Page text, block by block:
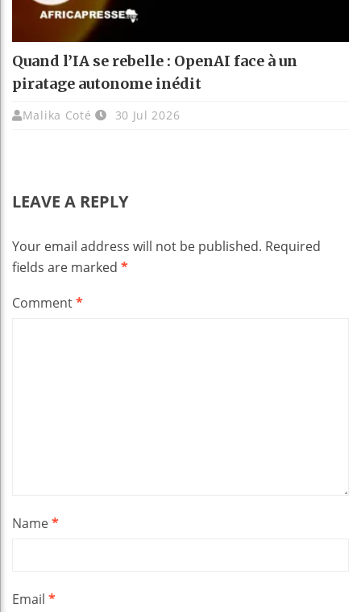
Quand l’IA se rebelle : OpenAI face à un
piratage autonome inédit
Malika Coté 30 Jul 2026
LEAVE A REPLY
Your email address will not be published. Required
fields are marked *
Comment*
Name*
Email *